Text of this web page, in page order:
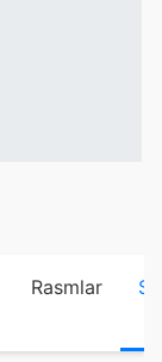
Rasmlar